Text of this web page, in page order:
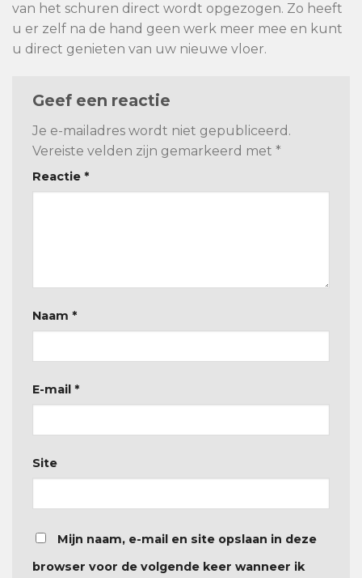
van het schuren direct wordt opgezogen. Zo heeft
u er zelf na de hand geen werk meer mee en kunt
u direct genieten van uw nieuwe vloer.
Geef een reactie
Je e-mailadres wordt niet gepubliceerd.
Vereiste velden zijn gemarkeerd met *
Reactie *
Naam *
E-mail *
Site
Mijn naam, e-mail en site opslaan in deze
browser voor de volgende keer wanneer ik